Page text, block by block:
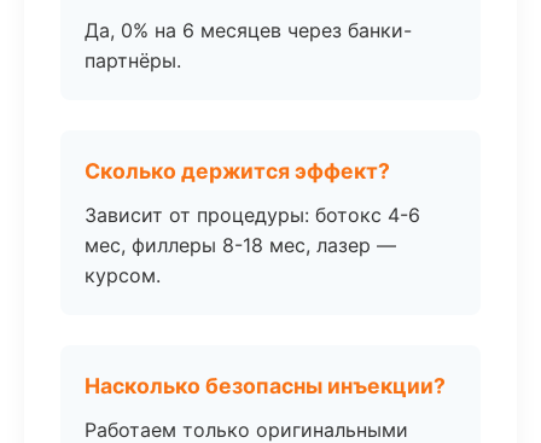
Да, 0% на 6 месяцев через банки-
партнёры.
Сколько держится эффект?
Зависит от процедуры: ботокс 4-6
мес, филлеры 8-18 мес, лазер —
курсом.
Насколько безопасны инъекции?
Работаем только оригинальными